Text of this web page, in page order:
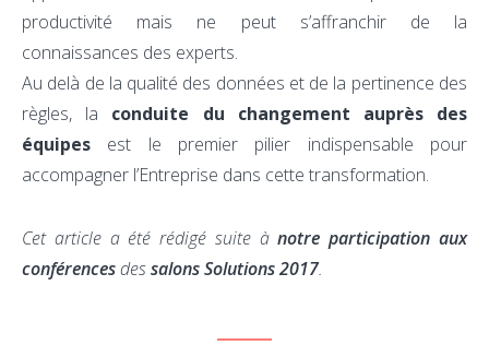
productivité mais ne peut s’affranchir de la
connaissances des experts.
Au delà de la qualité des données et de la pertinence des
règles, la conduite du changement auprès des
équipes est le premier pilier
indispensable pour
accompagner l’Entreprise dans cette transformation.
Cet article a été rédigé suite ànotre participation aux
conférencesdessalons Solutions 2017.